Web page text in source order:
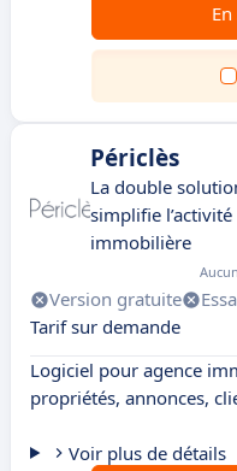
Périclès
La double
simplifie l’activité
immobilière
Version gratuite
Tarif sur demande
Logiciel pour agence
propriétés, annonces,
Voir plus de détails